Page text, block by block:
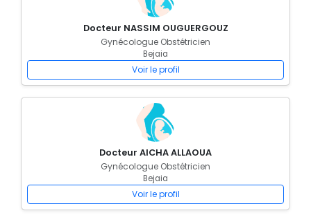
Docteur NASSIM OUGUERGOUZ
Gynécologue Obstétricien
Bejaia
Voir le profil
Docteur AICHA ALLAOUA
Gynécologue Obstétricien
Bejaia
Voir le profil